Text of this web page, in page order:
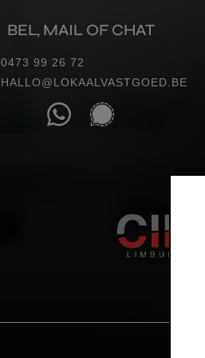
BEL, MAIL OF CHAT
0473 99 26 72
HALLO@LOKAALVASTGOED.BE